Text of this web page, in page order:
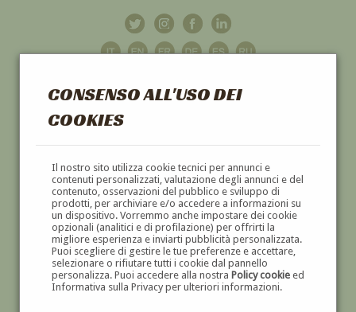
CONSENSO ALL'USO DEI
COOKIES
Il nostro sito utilizza cookie tecnici per annunci e
contenuti personalizzati, valutazione degli annunci e del
contenuto, osservazioni del pubblico e sviluppo di
prodotti, per archiviare e/o accedere a informazioni su
un dispositivo. Vorremmo anche impostare dei cookie
opzionali (analitici e di profilazione) per offrirti la
migliore esperienza e inviarti pubblicità personalizzata.
Puoi scegliere di gestire le tue preferenze e accettare,
selezionare o rifiutare tutti i cookie dal pannello
personalizza. Puoi accedere alla nostra Policy cookieed
Informativa sulla Privacy per ulteriori informazioni.
GALLERIAD'ARTE
DIPINTI E SCULTURE '800 E '900